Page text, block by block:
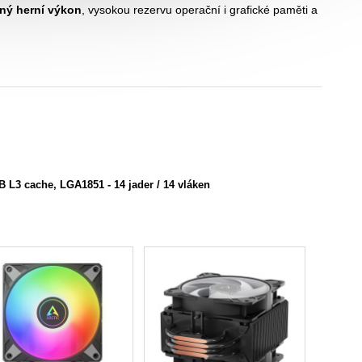
herní výkon , vysokou rezervu operační i grafické paměti a
L3 cache, LGA1851 - 14 jader / 14 vláken